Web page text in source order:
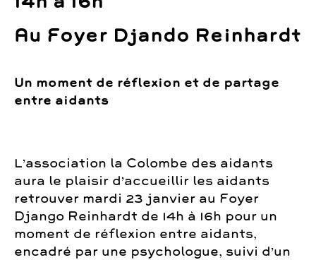
Au Foyer Djando Reinhardt
Un moment de réflexion et de partage
entre aidants
L’association la Colombe des aidants
aura le plaisir d’accueillir les aidants
retrouver mardi 23 janvier au Foyer
Django Reinhardt de 14h à 16h pour un
moment de réflexion entre aidants,
encadré par une psychologue, suivi d’un